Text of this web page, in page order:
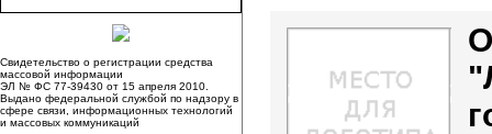
Свидетельство о регистрации средства
массовой информации
ЭЛ № ФС 77-39430 от 15 апреля 2010.
Выдано федеральной службой по надзору в
сфере связи, информационных технологий
и массовых коммуникаций